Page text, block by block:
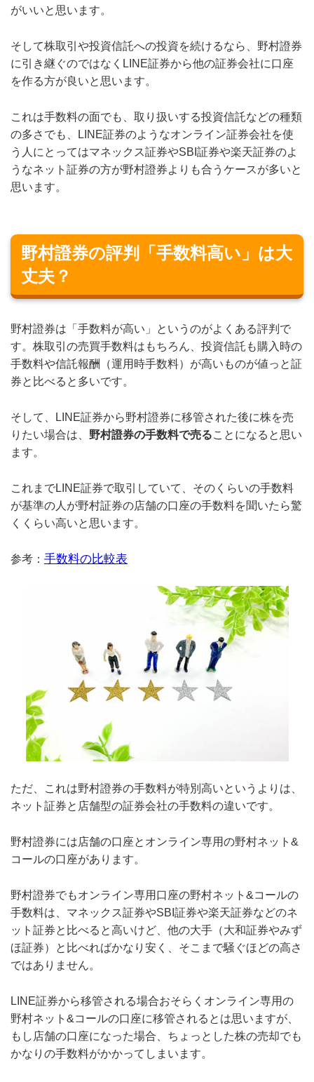
がいいと思います。
そして株取引や投資信託への投資を続けるなら、野村證券
に引き継ぐのではなくLINE証券から他の証券会社に口座
を作る方が良いと思います。
これは手数料の面でも、取り扱いする投資信託などの種類
の多さでも、LINE証券のようなオンライン証券会社を使
う人にとってはマネックス証券やSBI証券や楽天証券のよ
うなネット証券の方が野村證券よりも合うケースが多いと
思います。
野村證券の評判「手数料高い」は大
丈夫？
野村證券は「手数料が高い」というのがよくある評判で
す。株取引の売買手数料はもちろん、投資信託も購入時の
手数料や信託報酬（運用時手数料）が高いものが値っと証
券と比べると多いです。
そして、LINE証券から野村證券に移管された後に株を売
りたい場合は、 野村證券の手数料で売ることになると思い
ます。
これまでLINE証券で取引していて、そのくらいの手数料
が基準の人が野村証券の店舗の口座の手数料を聞いたら驚
くくらい高いと思います。
参考： 手数料の比較表
ただ、これは野村證券の手数料が特別高いというよりは、
ネット証券と店舗型の証券会社の手数料の違いです。
野村證券には店舗の口座とオンライン専用の野村ネット&
コールの口座があります。
野村證券でもオンライン専用口座の野村ネット&コールの
手数料は、マネックス証券やSBI証券や楽天証券などのネ
ット証券と比べると高いけど、他の大手（大和証券やみず
ほ証券）と比べればかなり安く、そこまで騒ぐほどの高さ
ではありません。
LINE証券から移管される場合おそらくオンライン専用の
野村ネット&コールの口座に移管されるとは思いますが、
もし店舗の口座になった場合、ちょっとした株の売却でも
かなりの手数料がかかってしまいます。